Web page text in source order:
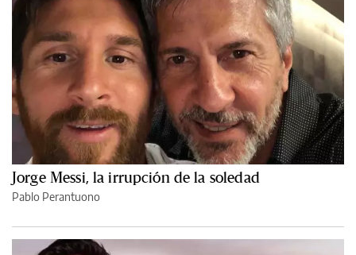
Jorge Messi, la irrupción de la soledad
Pablo Perantuono